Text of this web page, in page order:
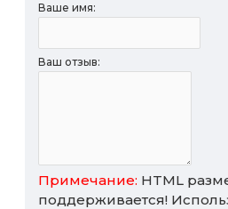
Ваше имя:
Ваш отзыв:
Примечание: HTML
поддерживается!